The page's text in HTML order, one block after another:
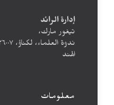
إدارة الرائد
تيغور مارك،
ندوة العلماء، لكناؤ، ۲۲٦۰۰۷
الهند
معلومات